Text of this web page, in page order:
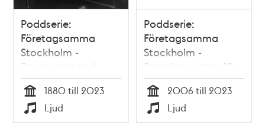
Poddserie:
Företagsamma
Stockholm -
Bryggargatan 6,
Karolina Widerström
Tid
1880 till 2023
Typ
Ljud
Poddserie:
Företagsamma
Stockholm -
Regeringsgatan 19,
Spotify
Tid
2006 till 2023
Typ
Ljud